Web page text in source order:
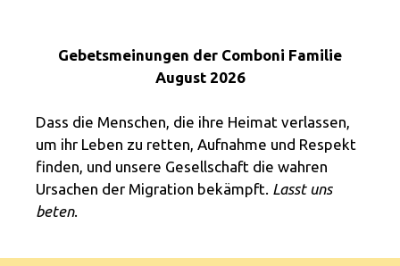
Gebetsmeinungen der Comboni Familie
August 2026
Dass die Menschen, die ihre Heimat verlassen,
um ihr Leben zu retten, Aufnahme und Respekt
finden, und unsere Gesellschaft die wahren
Ursachen der Migration bekämpft. Lasst uns
beten.